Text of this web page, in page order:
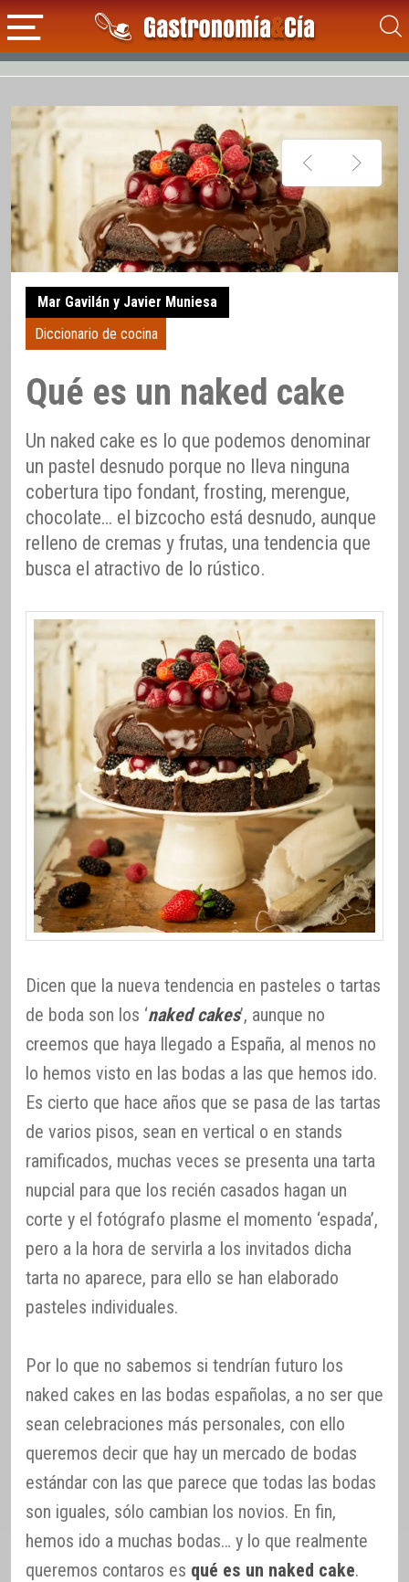
Mar Gavilán y Javier Muniesa
Diccionario de cocina
Qué es un naked cake
Un naked cake es lo que podemos denominar
un pastel desnudo porque no lleva ninguna
cobertura tipo fondant, frosting, merengue,
chocolate… el bizcocho está desnudo, aunque
relleno de cremas y frutas, una tendencia que
busca el atractivo de lo rústico.
Dicen que la nueva tendencia en pasteles o tartas
de boda son los ‘naked cakes’, aunque no
creemos que haya llegado a España, al menos no
lo hemos visto en las bodas a las que hemos ido.
Es cierto que hace años que se pasa de las tartas
de varios pisos, sean en vertical o en stands
ramificados, muchas veces se presenta una tarta
nupcial para que los recién casados hagan un
corte y el fotógrafo plasme el momento ‘espada’,
pero a la hora de servirla a los invitados dicha
tarta no aparece, para ello se han elaborado
pasteles individuales.
Por lo que no sabemos si tendrían futuro los
naked cakes en las bodas españolas, a no ser que
sean celebraciones más personales, con ello
queremos decir que hay un mercado de bodas
estándar con las que parece que todas las bodas
son iguales, sólo cambian los novios. En fin,
hemos ido a muchas bodas… y lo que realmente
queremos contaros es qué es un naked cake.